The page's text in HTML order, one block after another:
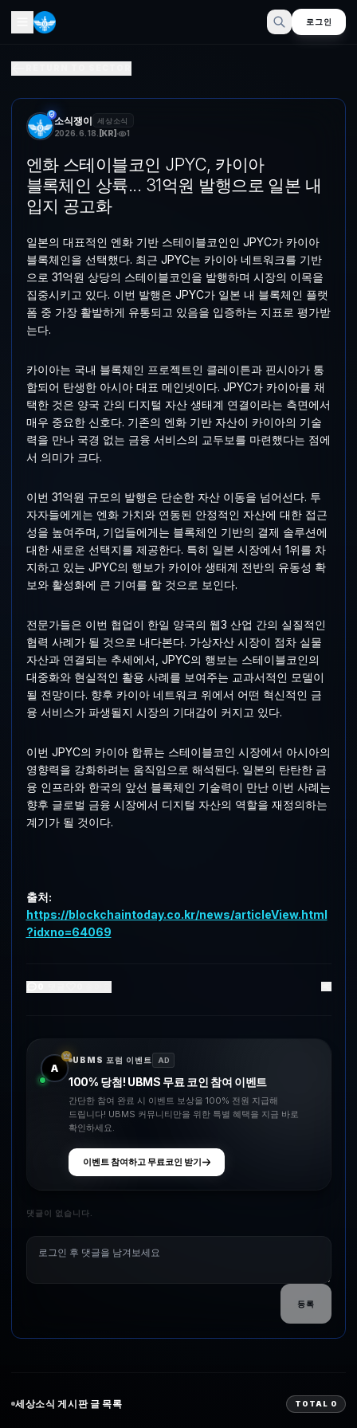
로그인
소식쟁이 세상소식
2026. 6. 18. [KR] 1
엔화 스테이블코인 JPYC, 카이아
블록체인 상륙... 31억원 발행으로 일본 내
입지 공고화
일본의 대표적인 엔화 기반 스테이블코인인 JPYC가 카이아
블록체인을 선택했다. 최근 JPYC는 카이아 네트워크를 기반
으로 31억원 상당의 스테이블코인을 발행하며 시장의 이목을
집중시키고 있다. 이번 발행은 JPYC가 일본 내 블록체인 플랫
폼 중 가장 활발하게 유통되고 있음을 입증하는 지표로 평가받
는다.
카이아는 국내 블록체인 프로젝트인 클레이튼과 핀시아가 통
합되어 탄생한 아시아 대표 메인넷이다. JPYC가 카이아를 채
택한 것은 양국 간의 디지털 자산 생태계 연결이라는 측면에서
매우 중요한 신호다. 기존의 엔화 기반 자산이 카이아의 기술
력을 만나 국경 없는 금융 서비스의 교두보를 마련했다는 점에
서 의미가 크다.
이번 31억원 규모의 발행은 단순한 자산 이동을 넘어선다. 투
자자들에게는 엔화 가치와 연동된 안정적인 자산에 대한 접근
성을 높여주며, 기업들에게는 블록체인 기반의 결제 솔루션에
대한 새로운 선택지를 제공한다. 특히 일본 시장에서 1위를 차
지하고 있는 JPYC의 행보가 카이아 생태계 전반의 유동성 확
보와 활성화에 큰 기여를 할 것으로 보인다.
전문가들은 이번 협업이 한일 양국의 웹3 산업 간의 실질적인
협력 사례가 될 것으로 내다본다. 가상자산 시장이 점차 실물
자산과 연결되는 추세에서, JPYC의 행보는 스테이블코인의
대중화와 현실적인 활용 사례를 보여주는 교과서적인 모델이
될 전망이다. 향후 카이아 네트워크 위에서 어떤 혁신적인 금
융 서비스가 파생될지 시장의 기대감이 커지고 있다.
이번 JPYC의 카이아 합류는 스테이블코인 시장에서 아시아의
영향력을 강화하려는 움직임으로 해석된다. 일본의 탄탄한 금
융 인프라와 한국의 앞선 블록체인 기술력이 만난 이번 사례는
향후 글로벌 금융 시장에서 디지털 자산의 역할을 재정의하는
계기가 될 것이다.
출처:
https://blockchaintoday.co.kr/news/articleView.html
?idxno=64069
A
UBMS 포럼 이벤트 AD
100% 당첨! UBMS 무료 코인 참여 이벤트
간단한 참여 완료 시 이벤트 보상을 100% 전원 지급해
드립니다! UBMS 커뮤니티만을 위한 특별 혜택을 지금 바로
확인하세요.
이벤트 참여하고 무료코인 받기
댓글이 없습니다.
등록
세상소식 게시판 글 목록 TOTAL 0